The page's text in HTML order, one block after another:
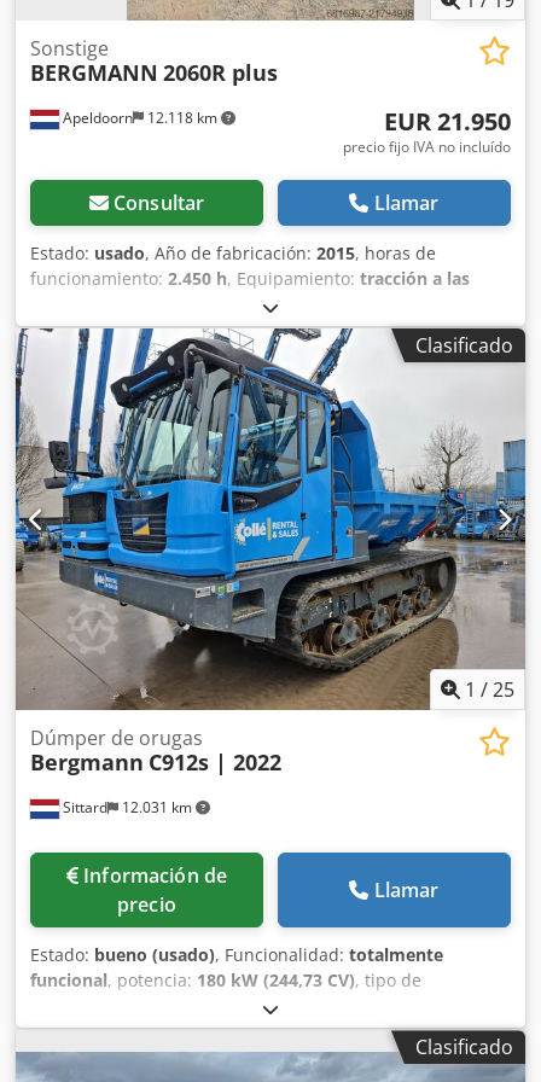
Apeldoorn 12.118 km
Sonstige
BERGMANN 2060R plus
EUR 21.950
precio fijo IVA no incluído
Consultar Llamar
Estado: usado, Año de fabricación: 2015, horas de
funcionamiento: 2.450 h, Equipamiento: tracción a las
, MARCA: BERGMANN TIPO: 2060R PLUS
AÑO: 2015 CE: SÍ HORAS DE TRABAJO: 2450
NEUMÁTICOS/BASTIDOR: 80% Dedoy Hfd Iopfx Am Sjwa
POTENCIA: 63 kW MOTOR: CUMMINS PESO: 4300 KG
OPCIONES: 6.000 KG DE CARGA ÚTIL NEUMÁTICOS 80%
GIRATORIO LISTO PARA TRABAJAR ENGRASE
CENTRALIZADO
Clasificado
1 /25
Sittard 12.031 km
Dúmper de orugas
Bergmann C912s | 2022
Información de
precio
Llamar
Estado: bueno (usado), Funcionalidad: totalmente
funcional, potencia: 180 kW (244,73 CV), tipo de
azul
máximo de la carga:10.000 kg, tamaño del neumático:
Rubberen rupsbanden 750 mm, número de asientos:1,
Clasificado